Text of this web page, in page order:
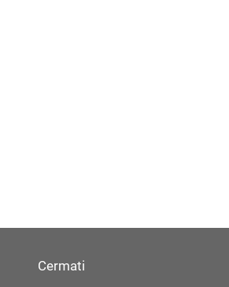
Cermati